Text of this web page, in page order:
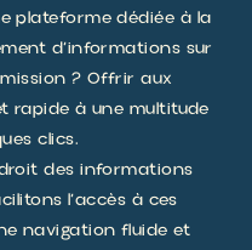
plateforme dédiée à la
d’informations sur
? Offrir aux
rapide à une multitude
clics.
des informations
l’accès à ces
navigation fluide et